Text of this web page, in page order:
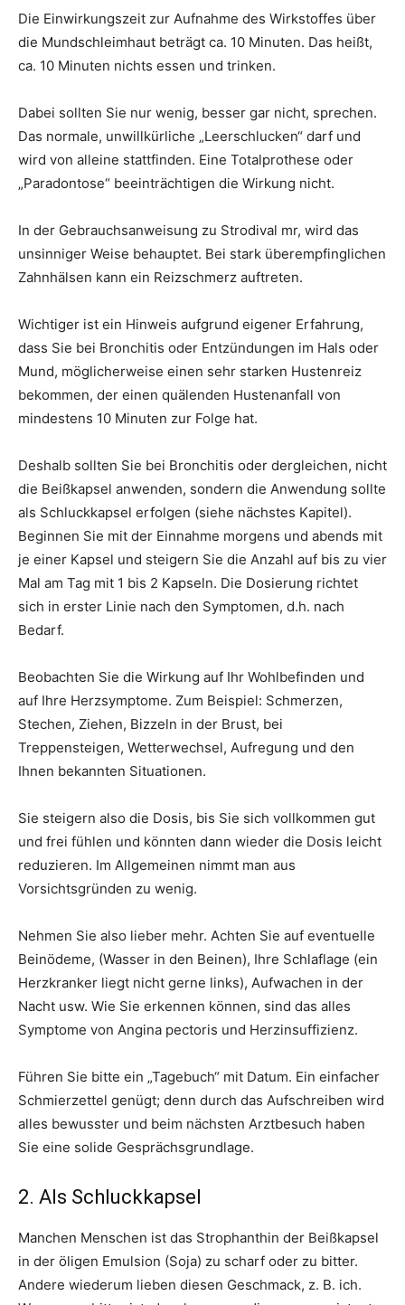
Die Einwirkungszeit zur Aufnahme des Wirkstoffes über
die Mundschleimhaut beträgt ca. 10 Minuten. Das heißt,
ca. 10 Minuten nichts essen und trinken.
Dabei sollten Sie nur wenig, besser gar nicht, sprechen.
Das normale, unwillkürliche „Leerschlucken“ darf und
wird von alleine stattfinden. Eine Totalprothese oder
„Paradontose“ beeinträchtigen die Wirkung nicht.
In der Gebrauchsanweisung zu Strodival mr, wird das
unsinniger Weise behauptet. Bei stark überempfinglichen
Zahnhälsen kann ein Reizschmerz auftreten.
Wichtiger ist ein Hinweis aufgrund eigener Erfahrung,
dass Sie bei Bronchitis oder Entzündungen im Hals oder
Mund, möglicherweise einen sehr starken Hustenreiz
bekommen, der einen quälenden Hustenanfall von
mindestens 10 Minuten zur Folge hat.
Deshalb sollten Sie bei Bronchitis oder dergleichen, nicht
die Beißkapsel anwenden, sondern die Anwendung sollte
als Schluckkapsel erfolgen (siehe nächstes Kapitel).
Beginnen Sie mit der Einnahme morgens und abends mit
je einer Kapsel und steigern Sie die Anzahl auf bis zu vier
Mal am Tag mit 1 bis 2 Kapseln. Die Dosierung richtet
sich in erster Linie nach den Symptomen, d.h. nach
Bedarf.
Beobachten Sie die Wirkung auf Ihr Wohlbefinden und
auf Ihre Herzsymptome. Zum Beispiel: Schmerzen,
Stechen, Ziehen, Bizzeln in der Brust, bei
Treppensteigen, Wetterwechsel, Aufregung und den
Ihnen bekannten Situationen.
Sie steigern also die Dosis, bis Sie sich vollkommen gut
und frei fühlen und könnten dann wieder die Dosis leicht
reduzieren. Im Allgemeinen nimmt man aus
Vorsichtsgründen zu wenig.
Nehmen Sie also lieber mehr. Achten Sie auf eventuelle
Beinödeme, (Wasser in den Beinen), Ihre Schlaflage (ein
Herzkranker liegt nicht gerne links), Aufwachen in der
Nacht usw. Wie Sie erkennen können, sind das alles
Symptome von Angina pectoris und Herzinsuffizienz.
Führen Sie bitte ein „Tagebuch“ mit Datum. Ein einfacher
Schmierzettel genügt; denn durch das Aufschreiben wird
alles bewusster und beim nächsten Arztbesuch haben
Sie eine solide Gesprächsgrundlage.
2. Als Schluckkapsel
Manchen Menschen ist das Strophanthin der Beißkapsel
in der öligen Emulsion (Soja) zu scharf oder zu bitter.
Andere wiederum lieben diesen Geschmack, z. B. ich.